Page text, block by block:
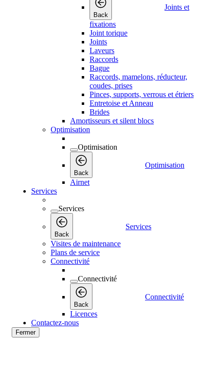
Back
Joints et
fixations
Joint torique
Joints
Laveurs
Raccords
Bague
Raccords, mamelons, réducteur,
coudes, prises
Pinces, supports, verrous et étriers
Entretoise et Anneau
Brides
Amortisseurs et silent blocs
Optimisation
Optimisation
Back
Optimisation
Airnet
Services
Services
Back
Services
Visites de maintenance
Plans de service
Connectivité
Connectivité
Back
Connectivité
Licences
Contactez-nous
Fermer